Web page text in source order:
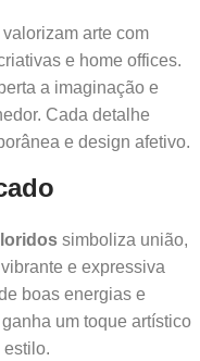
arte com
e home offices.
a imaginação e
Cada detalhe
e design afetivo.
simboliza união,
e expressiva
boas energias e
um toque artístico
estilo.